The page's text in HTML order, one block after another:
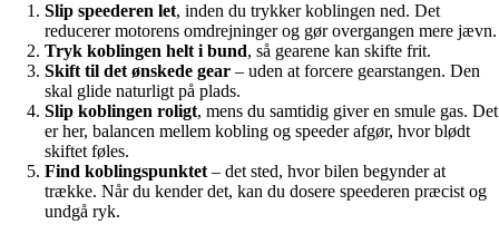
Slip speederen let, inden du trykker koblingen ned. Det
reducerer motorens omdrejninger og gør overgangen mere jævn.
Tryk koblingen helt i bund, så gearene kan skifte frit.
Skift til det ønskede gear – uden at forcere gearstangen. Den
skal glide naturligt på plads.
Slip koblingen roligt, mens du samtidig giver en smule gas. Det
er her, balancen mellem kobling og speeder afgør, hvor blødt
skiftet føles.
Find koblingspunktet– det sted, hvor bilen begynder at
trække. Når du kender det, kan du dosere speederen præcist og
undgå ryk.